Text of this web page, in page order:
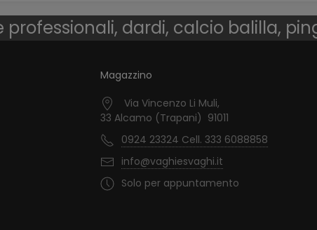
dardi, calcio balilla,
Magazzino
Via Vincenzo Li Muli,
33 Alcamo (Trapani) 91011
0924 23324 Cell. 333 6088858
info@vaghiesvaghi.it
Solo per appuntamento